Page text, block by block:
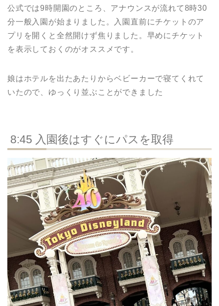
公式では9時開園のところ、アナウンスが流れて8時30
分一般入園が始まりました。入園直前にチケットのア
プリを開くと全然開けず焦りました。早めにチケット
を表示しておくのがオススメです。
娘はホテルを出たあたりからベビーカーで寝てくれて
いたので、ゆっくり並ぶことができました
8:45 入園後はすぐにパスを取得